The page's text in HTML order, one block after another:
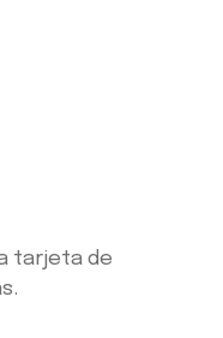
tarjeta de